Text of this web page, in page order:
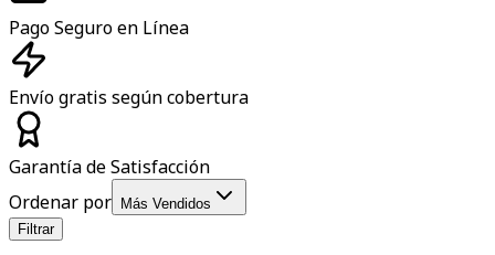
Pago Seguro en Línea
Envío gratis según cobertura
Garantía de Satisfacción
Ordenar por Más Vendidos
Filtrar